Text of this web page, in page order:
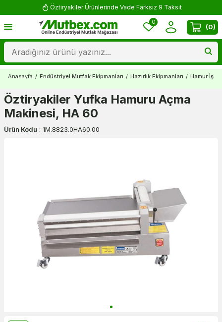
Öztiryakiler Ürünlerinde Vade Farksız 9 Taksit
0
(0)
Anasayfa / Endüstriyel Mutfak Ekipmanları / Hazırlık Ekipmanları / Hamur
Öztiryakiler Yufka Hamuru Açma
Makinesi, HA 60
Ürün Kodu : 1M.8823.0HA60.00